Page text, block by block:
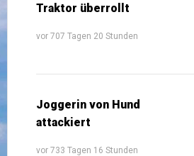
Traktor überrollt
vor 707 Tagen 20 Stunden
Joggerin von Hund
attackiert
vor 733 Tagen 16 Stunden